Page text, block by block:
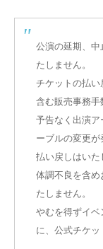
公演の延期、
たしません 。
チケットの払い
含む販売事務手
予告なく 出演ア
ーブルの変更が
払い戻しはいた
体調不良を含
たしません。
やむを得ずイベ
に、公式チケッ